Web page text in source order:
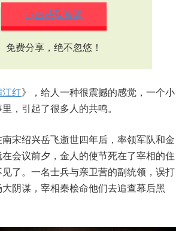
点击获取资源
免费分享，绝不忽悠！
红》，给人一种很震撼的感觉，一个小
，引起了很多人的共鸣。
宋绍兴岳飞逝世四年后，率领军队和金
会议前夕，金人的使节死在了宰相的住
了。一名士兵与亲卫营的副统领，误打
阴谋，宰相秦桧命他们去追查幕后黑